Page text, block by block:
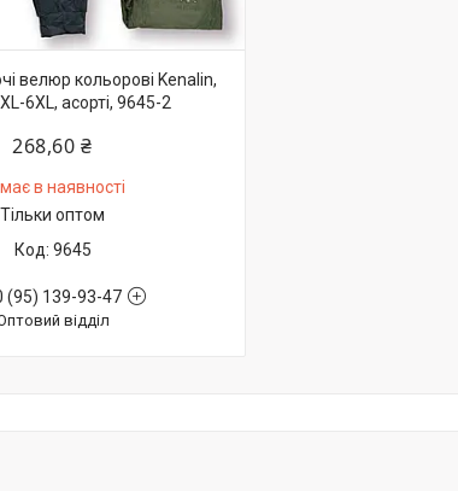
велюр кольорові Kenalin,
6XL, асорті, 9645-2
268,60 ₴
в наявності
Тільки оптом
9645
(95) 139-93-47
відділ